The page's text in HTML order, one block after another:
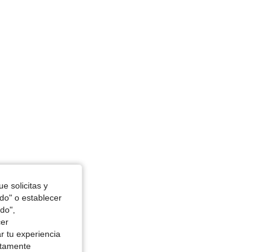
Talla: S
solicitas y
o establecer
tu experiencia